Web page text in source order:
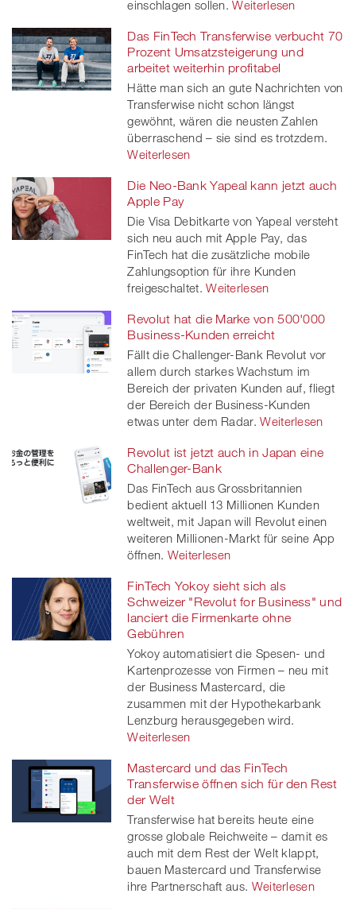
einschlagen sollen. Weiterlesen
Das FinTech Transferwise verbucht 70
Prozent Umsatzsteigerung und
arbeitet weiterhin profitabel
Hätte man sich an gute Nachrichten von
Transferwise nicht schon längst
gewöhnt, wären die neusten Zahlen
überraschend – sie sind es trotzdem.
Weiterlesen
Die Neo-Bank Yapeal kann jetzt auch
Apple Pay
Die Visa Debitkarte von Yapeal versteht
sich neu auch mit Apple Pay, das
FinTech hat die zusätzliche mobile
Zahlungsoption für ihre Kunden
freigeschaltet. Weiterlesen
Revolut hat die Marke von 500'000
Business-Kunden erreicht
Fällt die Challenger-Bank Revolut vor
allem durch starkes Wachstum im
Bereich der privaten Kunden auf, fliegt
der Bereich der Business-Kunden
etwas unter dem Radar. Weiterlesen
Revolut ist jetzt auch in Japan eine
Challenger-Bank
Das FinTech aus Grossbritannien
bedient aktuell 13 Millionen Kunden
weltweit, mit Japan will Revolut einen
weiteren Millionen-Markt für seine App
öffnen. Weiterlesen
FinTech Yokoy sieht sich als
Schweizer "Revolut for Business" und
lanciert die Firmenkarte ohne
Gebühren
Yokoy automatisiert die Spesen- und
Kartenprozesse von Firmen – neu mit
der Business Mastercard, die
zusammen mit der Hypothekarbank
Lenzburg herausgegeben wird.
Weiterlesen
Mastercard und das FinTech
Transferwise öffnen sich für den Rest
der Welt
Transferwise hat bereits heute eine
grosse globale Reichweite – damit es
auch mit dem Rest der Welt klappt,
bauen Mastercard und Transferwise
ihre Partnerschaft aus. Weiterlesen